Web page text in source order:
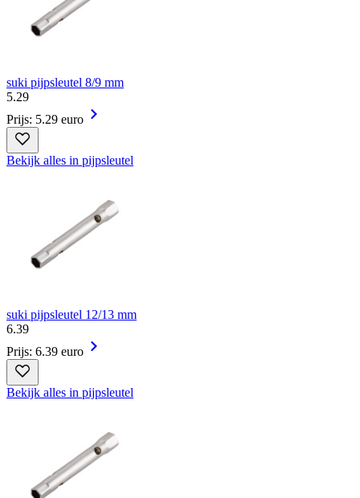
suki pijpsleutel 8/9 mm
5.29
Prijs: 5.29 euro
Bekijk alles in pijpsleutel
suki pijpsleutel 12/13 mm
6.39
Prijs: 6.39 euro
Bekijk alles in pijpsleutel